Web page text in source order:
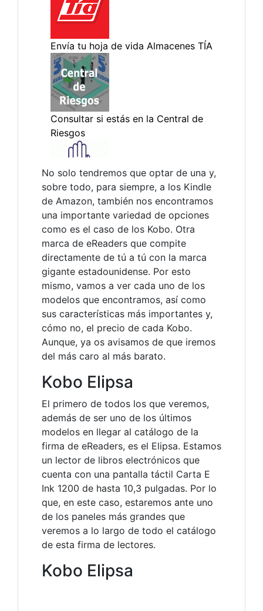
No solo tendremos que optar de una y,
sobre todo, para siempre, a los Kindle
de Amazon, también nos encontramos
una importante variedad de opciones
como es el caso de los Kobo. Otra
marca de eReaders que compite
directamente de tú a tú con la marca
gigante estadounidense. Por esto
mismo, vamos a ver cada uno de los
modelos que encontramos, así como
sus características más importantes y,
cómo no, el precio de cada Kobo.
Aunque, ya os avisamos de que iremos
del más caro al más barato.
Kobo Elipsa
El primero de todos los que veremos,
además de ser uno de los últimos
modelos en llegar al catálogo de la
firma de eReaders, es el Elipsa. Estamos
un lector de libros electrónicos que
cuenta con una pantalla táctil Carta E
Ink 1200 de hasta 10,3 pulgadas. Por lo
que, en este caso, estaremos ante uno
de los paneles más grandes que
veremos a lo largo de todo el catálogo
de esta firma de lectores.
Kobo Elipsa